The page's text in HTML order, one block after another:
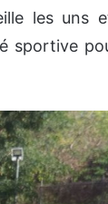
les uns
sportive